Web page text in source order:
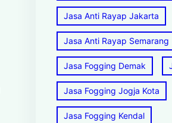
Jasa Anti Rayap Jakarta
Jasa Anti Rayap Semarang
Jasa Fogging Demak
Jasa Fogging Jogja Kota
Jasa Fogging Kendal